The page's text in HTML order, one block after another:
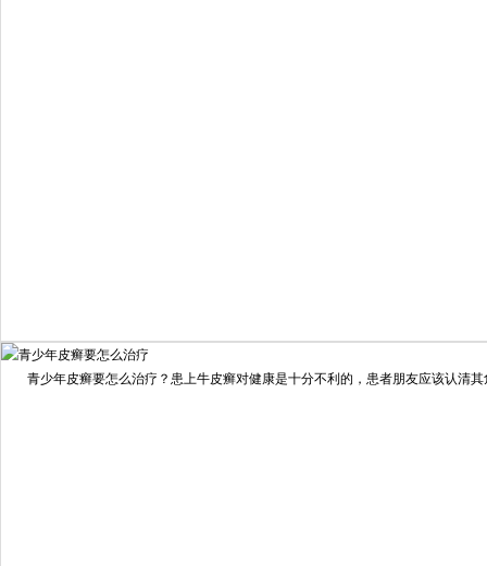
我要咨询我要预约
擅长：住院部主任 【个人简介】 肖建华，成都银康银屑病...
青少年皮癣要怎么治疗？患上牛皮癣对健康是十分不利的，患者朋友应该认清其